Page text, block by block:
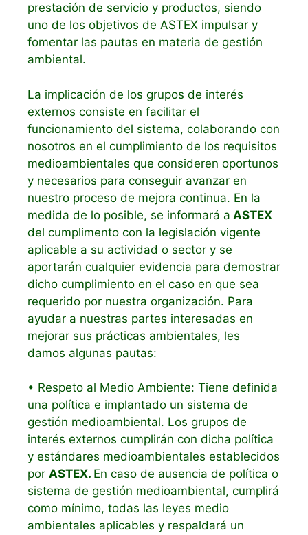
prestación de servicio y productos, siendo
uno de los objetivos de ASTEX impulsar y
fomentar las pautas en materia de gestión
ambiental.
La implicación de los grupos de interés
externos consiste en facilitar el
funcionamiento del sistema, colaborando con
nosotros en el cumplimiento de los requisitos
medioambientales que consideren oportunos
y necesarios para conseguir avanzar en
nuestro proceso de mejora continua. En la
medida de lo posible, se informará a ASTEX
del cumplimento con la legislación vigente
aplicable a su actividad o sector y se
aportarán cualquier evidencia para demostrar
dicho cumplimiento en el caso en que sea
requerido por nuestra organización. Para
ayudar a nuestras partes interesadas en
mejorar sus prácticas ambientales, les
damos algunas pautas:
• Respeto al Medio Ambiente: Tiene definida
una política e implantado un sistema de
gestión medioambiental. Los grupos de
interés externos cumplirán con dicha política
y estándares medioambientales establecidos
por ASTEX. En caso de ausencia de política o
sistema de gestión medioambiental, cumplirá
como mínimo, todas las leyes medio
ambientales aplicables y respaldará un